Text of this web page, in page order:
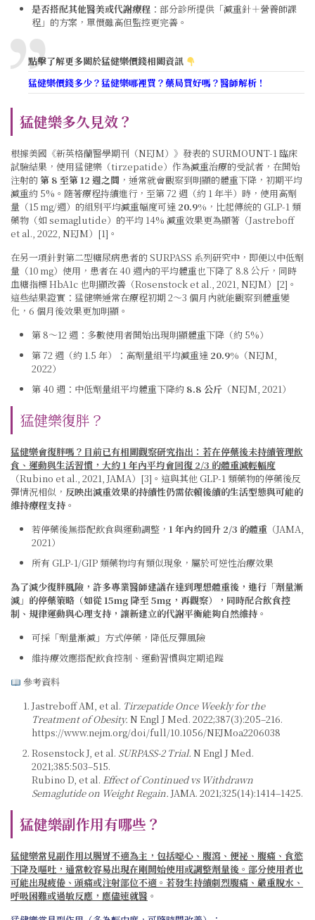
是否搭配其他醫美或代謝療程 ：部分診所提供「減重針＋營養師課
程」的方案，單價雖高但監控更完善。
點擊了解更多關於猛健樂價錢相關資訊
猛健樂價錢多少？猛健樂哪裡買？藥局買好嗎？醫師解析！
猛健樂多久見效？
根據美國《新英格蘭醫學期刊（NEJM）》發表的 SURMOUNT-1 臨床
試驗結果，使用猛健樂（tirzepatide）作為減重治療的受試者， 在開始
注射的第 8 至第 12 週之間 ，通常就會觀察到明顯的體重下降，初期平均
減重約 5% 。隨著療程持續進行， 至第 72 週（約 1 年半）時，使用高劑
量（15 mg/週）的組別平均減重幅度可達 20.9% ，比起傳統的 GLP-1 類
藥物（如 semaglutide）的平均 14% 減重效果更為顯著（Jastreboff
et al., 2022, NEJM）[1]。
在另一項針對第二型糖尿病患者的 SURPASS 系列研究中，即便以中低劑
量（10 mg）使用，患者在 40 週內的平均體重也下降了 8.8 公斤，同時
血糖指標 HbA1c 也明顯改善（Rosenstock et al., 2021, NEJM）[2]。
這些結果證實：猛健樂通常在療程初期 2～3 個月內就能觀察到體重變
化，6 個月後效果更加明顯。
第 8～12 週：多數使用者開始出現明顯體重下降（約 5%）
第 72 週（約 1.5 年）：高劑量組平均減重達 20.9% （NEJM,
2022）
第 40 週：中低劑量組平均體重下降約 8.8 公斤 （NEJM, 2021）
猛健樂復胖？
猛健樂會復胖嗎？目前已有相關觀察研究指出：若在停藥後未持續管理飲
食、運動與生活習慣，大約 1 年內平均會回復 2/3 的體重減輕幅度
（Rubino et al., 2021, JAMA）[3]。這與其他 GLP-1 類藥物的停藥後反
彈情況相似， 反映出減重效果的持續性仍需依賴後續的生活型態與可能的
維持療程支持 。
若停藥後無搭配飲食與運動調整， 1 年內約回升 2/3 的體重 （JAMA,
2021）
所有 GLP-1/GIP 類藥物均有類似現象，屬於可逆性治療效果
為了減少復胖風險，許多專業醫師建議在達到理想體重後，進行「劑量漸
減」的停藥策略（如從 15mg 降至 5mg，再觀察），同時配合飲食控
制、規律運動與心理支持，讓新建立的代謝平衡能夠自然維持 。
可採「劑量漸減」方式停藥，降低反彈風險
維持療效應搭配飲食控制、運動習慣與定期追蹤
參考資料
Jastreboff AM, et al. Tirzepatide Once Weekly for the
Treatment of Obesity. N Engl J Med. 2022;387(3):205–216.
https://www.nejm.org/doi/full/10.1056/NEJMoa2206038
Rosenstock J, et al. SURPASS-2 Trial. N Engl J Med.
2021;385:503–515.
Rubino D, et al. Effect of Continued vs Withdrawn
Semaglutide on Weight Regain. JAMA. 2021;325(14):1414–1425.
猛健樂副作用有哪些？
猛健樂常見副作用以腸胃不適為主，包括噁心、腹瀉、便祕、腹痛、食慾
下降及嘔吐，通常較容易出現在剛開始使用或調整劑量後。部分使用者也
可能出現疲倦、頭痛或注射部位不適。若發生持續劇烈腹痛、嚴重脫水、
呼吸困難或過敏反應，應儘速就醫 。